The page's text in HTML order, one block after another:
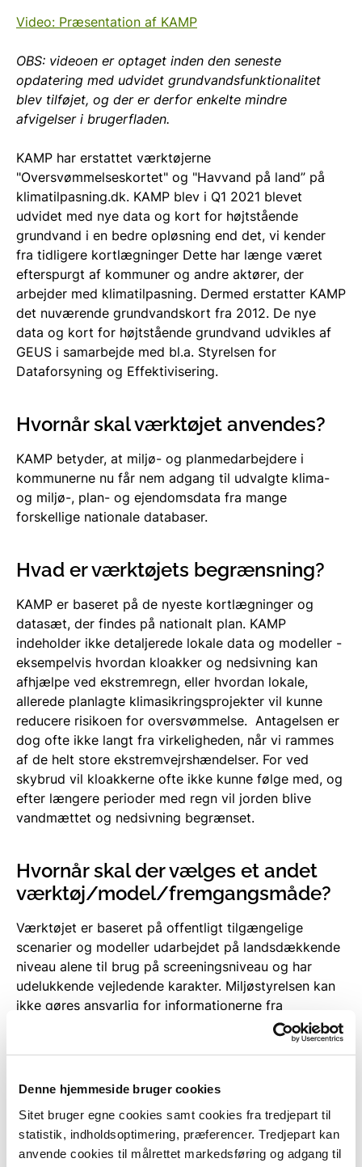
Denne hjemmeside bruger cookies
Sitet bruger egne cookies samt cookies fra tredjepart til
statistik, indholdsoptimering, præferencer. Tredjepart kan
anvende cookies til målrettet markedsføring og adgang til
Video: Præsentation af KAMP
OBS: videoen er optaget inden den seneste
opdatering med udvidet grundvandsfunktionalitet
blev tilføjet, og der er derfor enkelte mindre
afvigelser i brugerfladen.
KAMP har erstattet værktøjerne
"Oversvømmelseskortet" og "Havvand på land” på
klimatilpasning.dk. KAMP blev i Q1 2021 blevet
udvidet med nye data og kort for højtstående
grundvand i en bedre opløsning end det, vi kender
fra tidligere kortlægninger Dette har længe været
efterspurgt af kommuner og andre aktører, der
arbejder med klimatilpasning. Dermed erstatter KAMP
det nuværende grundvandskort fra 2012. De nye
data og kort for højtstående grundvand udvikles af
GEUS i samarbejde med bl.a. Styrelsen for
Dataforsyning og Effektivisering.
Hvornår skal værktøjet anvendes?
KAMP betyder, at miljø- og planmedarbejdere i
kommunerne nu får nem adgang til udvalgte klima-
og miljø-, plan- og ejendomsdata fra mange
forskellige nationale databaser.
Hvad er værktøjets begrænsning?
KAMP er baseret på de nyeste kortlægninger og
datasæt, der findes på nationalt plan. KAMP
indeholder ikke detaljerede lokale data og modeller -
eksempelvis hvordan kloakker og nedsivning kan
afhjælpe ved ekstremregn, eller hvordan lokale,
allerede planlagte klimasikringsprojekter vil kunne
reducere risikoen for oversvømmelse. Antagelsen er
dog ofte ikke langt fra virkeligheden, når vi rammes
af de helt store ekstremvejrshændelser. For ved
skybrud vil kloakkerne ofte ikke kunne følge med, og
efter længere perioder med regn vil jorden blive
vandmættet og nedsivning begrænset.
Hvornår skal der vælges et andet
værktøj/model/fremgangsmåde?
Værktøjet er baseret på offentligt tilgængelige
scenarier og modeller udarbejdet på landsdækkende
niveau alene til brug på screeningsniveau og har
udelukkende vejledende karakter. Miljøstyrelsen kan
ikke gøres ansvarlig for informationerne fra
værktøjet, herunder ikke for mangelfulde eller
ukorrekte informationer. Data som indgår i værktøjet
nødvendigvis med planlægning af klimatilpasning til
brugeren kan læse mere. Formålet med dette værktøj
er alene at give brugeren anledning til eventuelle
nærmere undersøgelser. Det anbefales derfor enhver